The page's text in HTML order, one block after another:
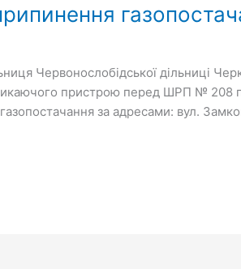
Червонослобідської дільниці
пристрою перед ШРП № 208
за адресами: вул.